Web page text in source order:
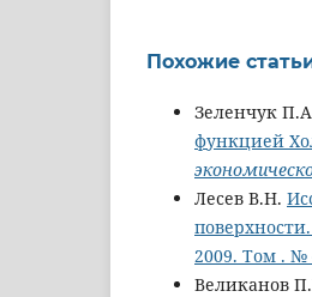
Похожие
Зеленчук
функцией
Лесев В.Н.
поверхности.
2009. Том . №
Великанов